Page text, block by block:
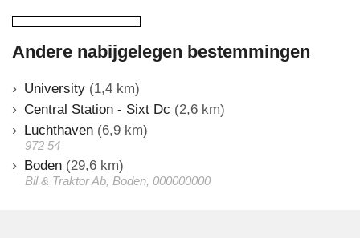
Andere nabijgelegen bestemmingen
University (1,4 km)
Central Station - Sixt Dc (2,6 km)
Luchthaven (6,9 km)
972 54
Boden (29,6 km)
Bil & Traktor Ab, Boden, 000000000